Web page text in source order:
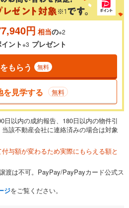
り入れ可能です。多くの金融機関
を条件としています。
万円
2,598万円
けられる金額を入力してくださ
2割までが目安です。
万円
円 相当の※2
ント※3 プレゼント
もらう 無料
を見学する 無料
日以内の成約報告、180日以内の物件引
該不動産会社に連絡済みの場合は対象
与額が変わるため実際にもらえる額と
渡は不可。PayPay/PayPayカード公式ス
ジをご覧ください。